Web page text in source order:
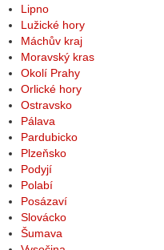
Lipno
Lužické hory
Máchův kraj
Moravský kras
Okolí Prahy
Orlické hory
Ostravsko
Pálava
Pardubicko
Plzeňsko
Podyjí
Polabí
Posázaví
Slovácko
Šumava